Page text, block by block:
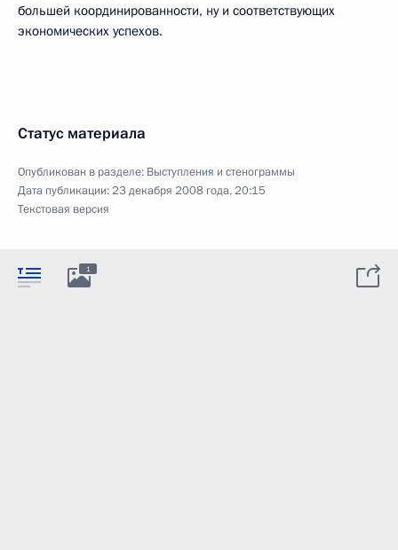
большей координированности, ну и соответствующих
экономических успехов.
Статус материала
Опубликован в разделе: Выступления и стенограммы
Дата публикации:23 декабря 2008 года, 20:15
Текстовая версия
1